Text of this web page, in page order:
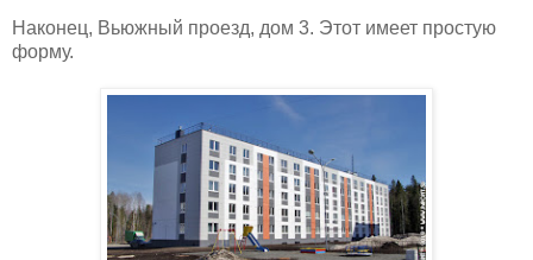
Наконец, Вьюжный проезд, дом 3. Этот имеет простую
форму.